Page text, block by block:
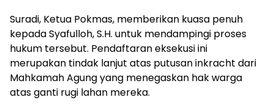
Suradi, Ketua Pokmas, memberikan kuasa penuh
kepada Syafulloh, S.H. untuk mendampingi proses
hukum tersebut. Pendaftaran eksekusi ini
merupakan tindak lanjut atas putusan inkracht dari
Mahkamah Agung yang menegaskan hak warga
atas ganti rugi lahan mereka.